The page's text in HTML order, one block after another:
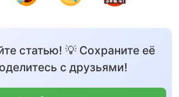
статью! 💡 Сохраните её
с друзьями!